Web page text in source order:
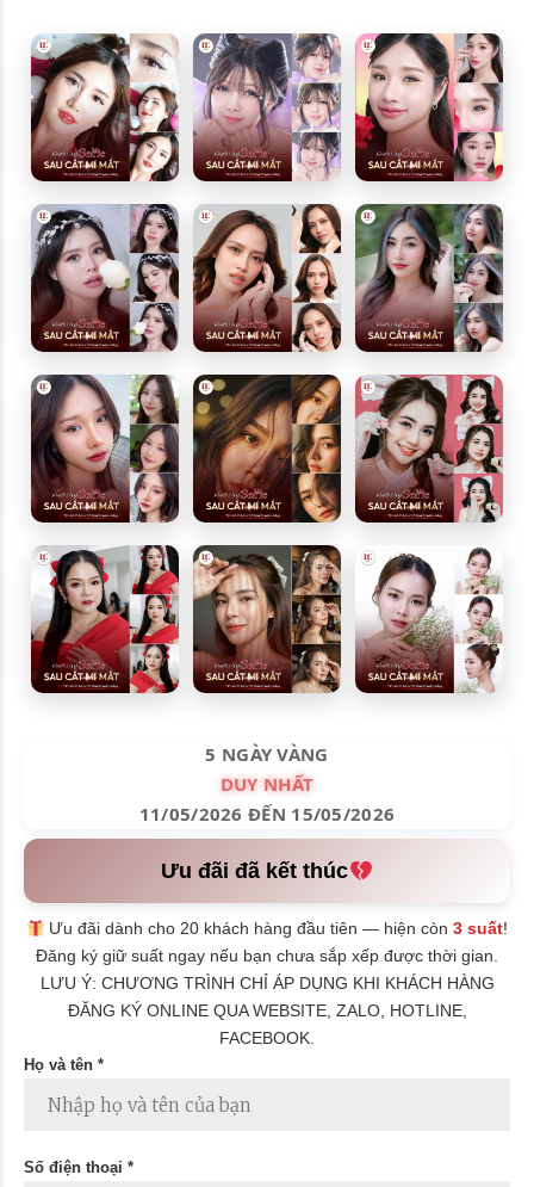
5 NGÀY VÀNG
DUY NHẤT
11/05/2026 ĐẾN 15/05/2026
Ưu đãi đã kết thúc
Ưu đãi dành cho 20 khách hàng đầu tiên — hiện còn3 suất!
Đăng ký giữ suất ngay nếu bạn chưa sắp xếp được thời gian.
LƯU Ý: CHƯƠNG TRÌNH CHỈ ÁP DỤNG KHI KHÁCH HÀNG
ĐĂNG KÝ ONLINE QUA WEBSITE, ZALO, HOTLINE,
FACEBOOK.
Họ và tên *
Số điện thoại *